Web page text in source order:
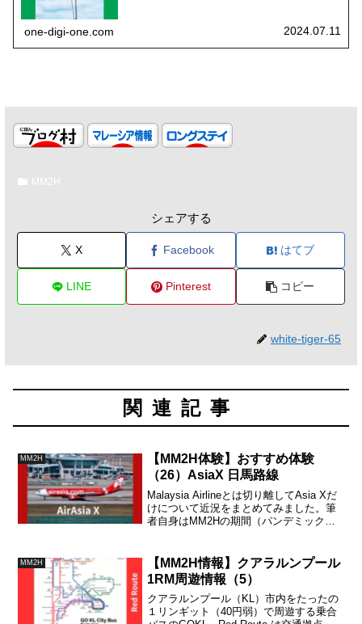
one-digi-one.com 2024.07.11
MM2H
シェアする
X Facebook はてブ
LINE Pinterest コピー
white-tiger-65
関連記事
MM2H
【MM2H体験】おすすめ体験
（26）AsiaX 日馬路線
Malaysia Airlineとは切り離してAsia Xだ
けについて近況をまとめてみました。筆
者自身はMM2Hの期間（パンデミック
してはOKですが、財政難が気になります
ね。
MM2H
【MM2H情報】クアラルンプール
1RM周遊情報（5）
クアラルンプール（KL）市内をたったの
１リンギット（40円弱）で周遊する乗合